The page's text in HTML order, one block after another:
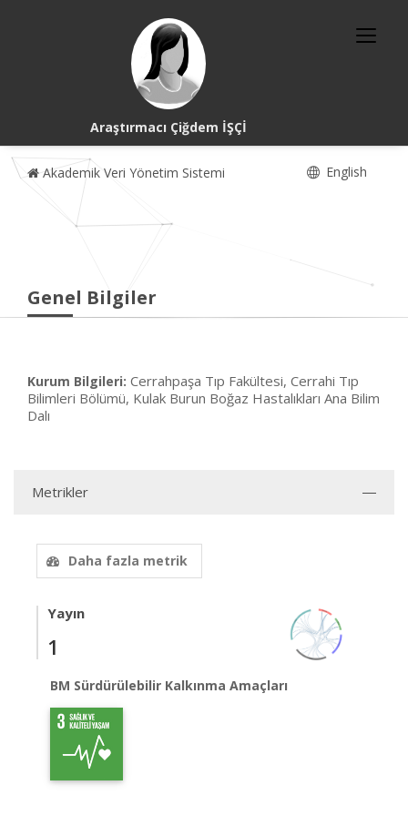
Araştırmacı Çiğdem İŞÇİ
Akademik Veri Yönetim Sistemi English
Genel Bilgiler
Kurum Bilgileri: Cerrahpaşa Tıp Fakültesi, Cerrahi Tıp
Bilimleri Bölümü, Kulak Burun Boğaz Hastalıkları Ana Bilim
Dalı
Metrikler
Daha fazla metrik
Yayın
1
BM Sürdürülebilir Kalkınma Amaçları